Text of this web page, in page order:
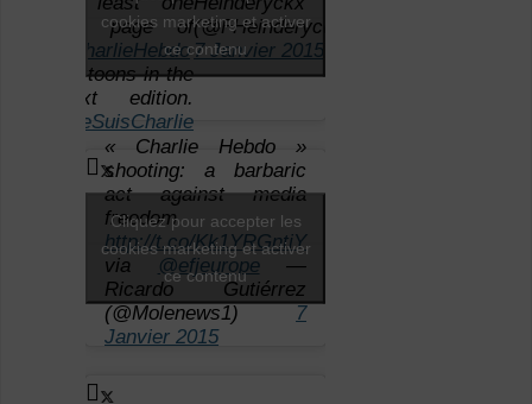
full page of
#CharlieHebdo
cartoons in the
next edition.
#JeSuisCharlie
(@FHeinderyckx)
7 Janvier 2015
cookies marketing et activer
ce contenu
« Charlie Hebdo »
shooting: a barbaric
act against media
freedom
http://t.co/Kk1YRGntiY
via
@efjeurope—
Ricardo Gutiérrez
(@Molenews1)
7
Janvier 2015
Cliquez pour accepter les
cookies marketing et activer
ce contenu